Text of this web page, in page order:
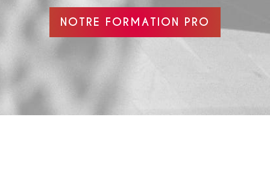
NOTRE FORMATION PRO